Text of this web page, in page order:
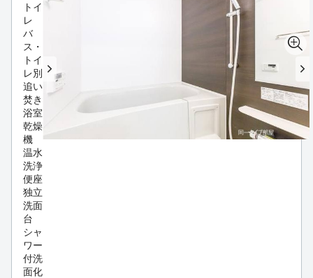
トイ
レ
バ
ス・
トイ
レ別
追い
焚き
浴室
乾燥
機
温水
洗浄
便座
独立
洗面
台
シャ
ワー
付洗
面化